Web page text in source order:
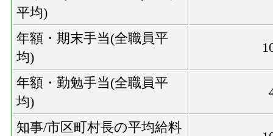
平均)
年額・期末手当(全職員平
均)
年額・勤勉手当(全職員平
均)
知事/市区町村長の平均給料